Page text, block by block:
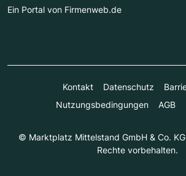
Ein Portal von Firmenweb.de
Kontakt Datenschutz
Nutzungsbedingungen
AGB
© Marktplatz Mittelstand GmbH & Co.
Rechte vorbehalten.